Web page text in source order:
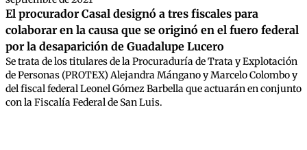
El procurador Casal designó a tres fiscales para
colaborar en la causa que se originó en el fuero federal
por la desaparición de Guadalupe Lucero
Se trata de los titulares de la Procuraduría de Trata y Explotación
de Personas (PROTEX) Alejandra Mángano y Marcelo Colombo y
del fiscal federal Leonel Gómez Barbella que actuarán en conjunto
con la Fiscalía Federal de San Luis.